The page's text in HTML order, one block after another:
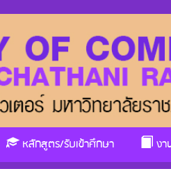
หลักสูตร/รับเข้าศึกษา งา